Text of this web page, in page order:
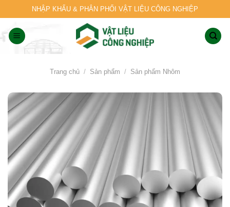
to
content
NHẬP KHẨU & PHÂN PHỐI VẬT LIỆU CÔNG NGHIỆP
Trang chủ / Sản phẩm / Sản phẩm Nhôm